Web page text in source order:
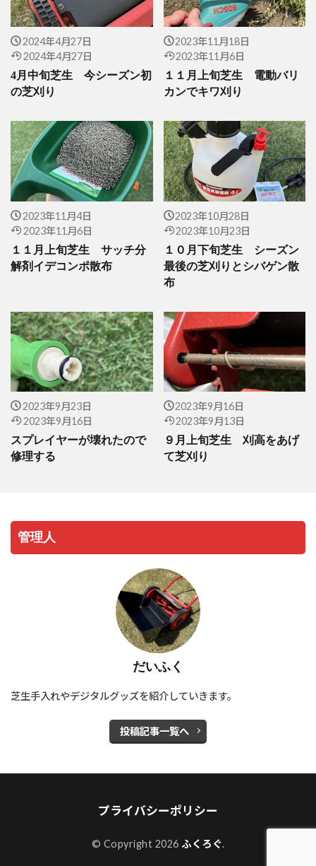
2024年4月27日
2024年4月27日
4月中旬芝生 今シーズン初
の芝刈り
2023年11月18日
2023年11月6日
１１月上旬芝生 電動バリ
カンでキワ刈り
2023年11月4日
2023年11月6日
１１月上旬芝生 サッチ分
解剤イデコンポ散布
2023年10月28日
2023年10月23日
１０月下旬芝生 シーズン
最後の芝刈りとシバゲン散
布
2023年9月23日
2023年9月16日
スプレイヤーが壊れたので
修理する
2023年9月16日
2023年9月13日
９月上旬芝生 刈高をあげ
て芝刈り
管理人
だいふく
芝生手入れやデジタルグッズを紹介していきます。
投稿記事一覧へ
プライバシーポリシー
© Copyright 2026 ふくろぐ.